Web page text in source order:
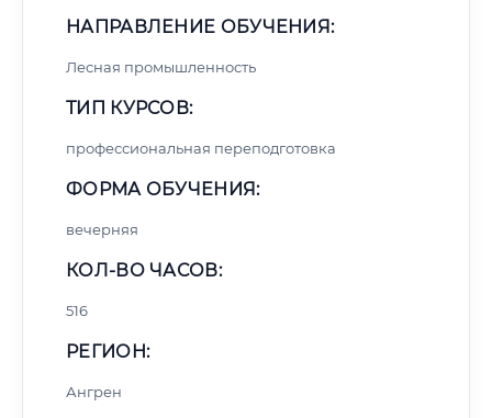
НАПРАВЛЕНИЕ ОБУЧЕНИЯ:
Лесная промышленность
ТИП КУРСОВ:
профессиональная переподготовка
ФОРМА ОБУЧЕНИЯ:
вечерняя
КОЛ-ВО ЧАСОВ:
516
РЕГИОН:
Ангрен